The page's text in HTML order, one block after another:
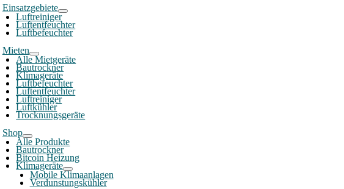
Einsatzgebiete
Luftreiniger
Luftentfeuchter
Luftbefeuchter
Mieten
Alle Mietgeräte
Bautrockner
Klimageräte
Luftbefeuchter
Luftentfeuchter
Luftreiniger
Luftkühler
Trocknungsgeräte
Shop
Alle Produkte
Bautrockner
Bitcoin Heizung
Klimageräte
Mobile Klimaanlagen
Verdunstungskühler